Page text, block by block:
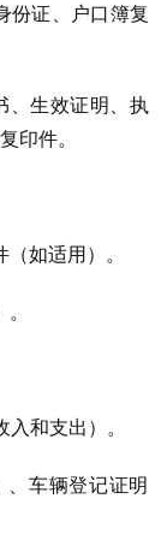
份证、户口簿复
、生效证明、执
印件。
（如适用）。
入和支出）。